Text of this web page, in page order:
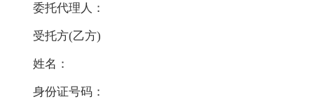
委托代理人：
受托方(乙方)
姓名：
身份证号码：